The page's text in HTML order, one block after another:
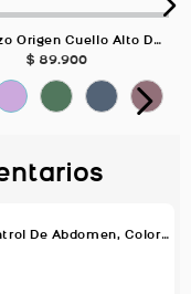
Camibuzo Origen Cuello Alto Deportivo, Color VERDE SALVIA Para Mujer
$ 89.900
Short Con Pretina Control De Abdomen, Color Negro Para Mujer